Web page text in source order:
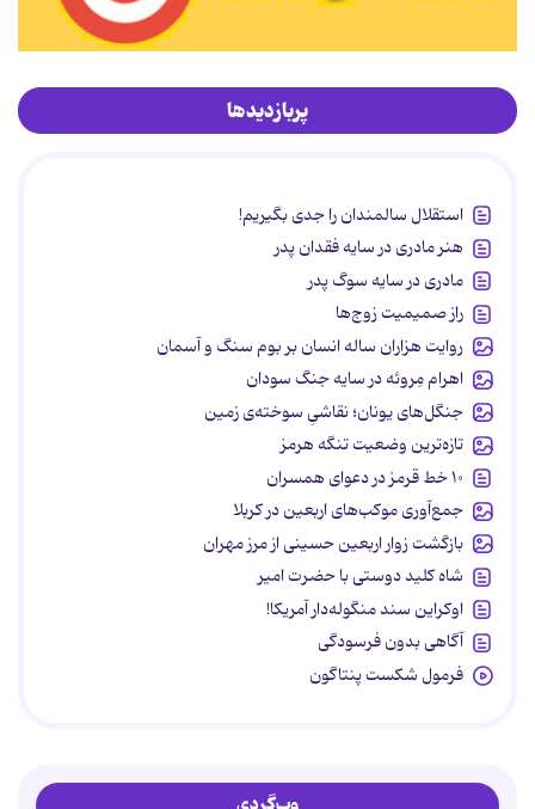
پربازدیدها
استقلال سالمندان را جدی بگیریم!
هنر مادری در سایه‌ فقدان پدر
مادری در سایه سوگ پدر
راز صمیمیت زوج‌ها
روایت هزاران ساله انسان بر بوم سنگ و آسمان
اهرام مِروئه در سایه جنگ سودان
جنگل‌های یونان؛ نقاشیِ سوخته‌ی زمین
تازه‌ترین وضعیت تنگه هرمز
۱۰ خط قرمز در دعوای همسران
جمع‌آوری موکب‌های اربعین در کربلا
بازگشت زوار اربعین حسینی از مرز مهران
شاه کلید دوستی با حضرت امیر
اوکراین سند منگوله‌دار آمریکا!
آگاهی بدون فرسودگی
فرمول شکست پنتاگون